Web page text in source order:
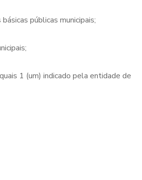
públicas municipais;
1 (um) indicado pela entidade de